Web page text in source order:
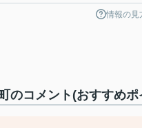
情報の見
のコメント(おすすめポ